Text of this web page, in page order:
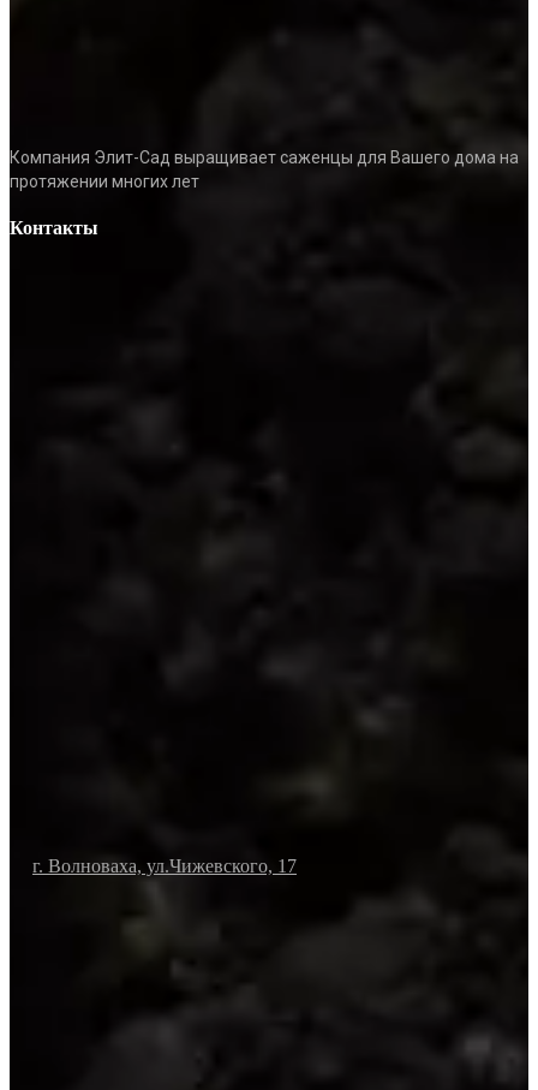
Компания Элит-Сад выращивает саженцы для Вашего дома на
протяжении многих лет
Контакты
г. Волноваха, ул.Чижевского, 17